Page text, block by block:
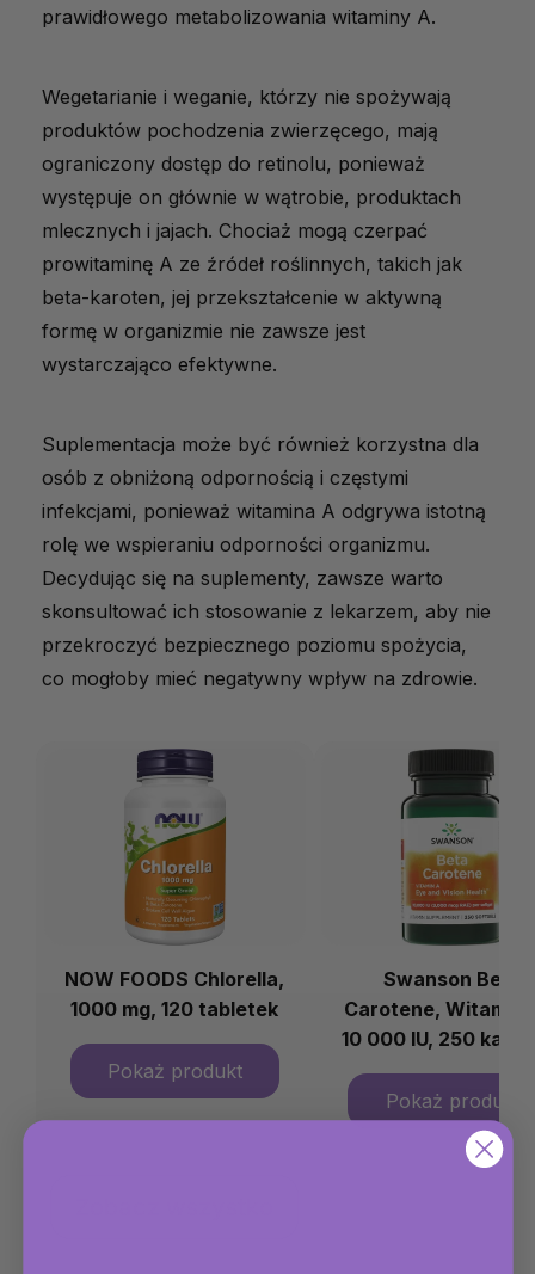
prawidłowego metabolizowania witaminy A.
Wegetarianie i weganie, którzy nie spożywają
produktów pochodzenia zwierzęcego, mają
ograniczony dostęp do retinolu, ponieważ
występuje on głównie w wątrobie, produktach
mlecznych i jajach. Chociaż mogą czerpać
prowitaminę A ze źródeł roślinnych, takich jak
beta-karoten, jej przekształcenie w aktywną
formę w organizmie nie zawsze jest
wystarczająco efektywne.
Suplementacja może być również korzystna dla
osób z obniżoną odpornością i częstymi
infekcjami, ponieważ witamina A odgrywa istotną
rolę we wspieraniu odporności organizmu.
Decydując się na suplementy, zawsze warto
skonsultować ich stosowanie z lekarzem, aby nie
przekroczyć bezpiecznego poziomu spożycia,
co mogłoby mieć negatywny wpływ na zdrowie.
NOW FOODS Chlorella,
1000 mg, 120 tabletek
Swanson Beta
Carotene,
10 000 IU, 250
żelowych